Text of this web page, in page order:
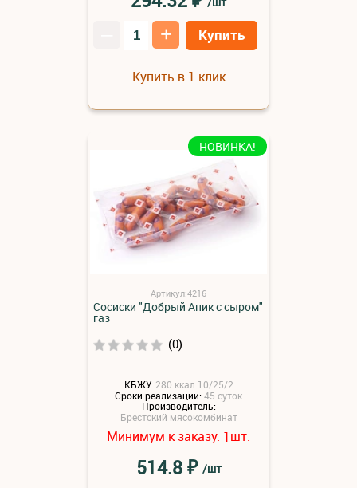
+ Купить
Купить в 1 клик
НОВИНКА!
Артикул:4216
Сосиски "Добрый Апик с сыром"
газ
(0)
КБЖУ: 280 ккал 10/25/2
Сроки реализации:45 суток
Производитель:
Брестский мясокомбинат
Минимум к заказу: 1шт.
514.8₽ /шт